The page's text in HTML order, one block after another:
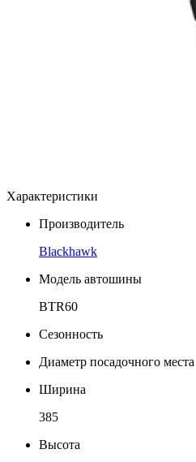
Характеристики
Производитель
Blackhawk
Модель автошины
BTR60
Сезонность
Диаметр посадочного места
Ширина
385
Высота